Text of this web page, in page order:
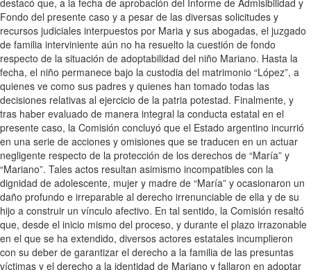
destacó que, a la fecha de aprobación del Informe de Admisibilidad y
Fondo del presente caso y a pesar de las diversas solicitudes y
recursos judiciales interpuestos por Maria y sus abogadas, el juzgado
de familia interviniente aún no ha resuelto la cuestión de fondo
respecto de la situación de adoptabilidad del niño Mariano. Hasta la
fecha, el niño permanece bajo la custodia del matrimonio “López”, a
quienes ve como sus padres y quienes han tomado todas las
decisiones relativas al ejercicio de la patria potestad. Finalmente, y
tras haber evaluado de manera integral la conducta estatal en el
presente caso, la Comisión concluyó que el Estado argentino incurrió
en una serie de acciones y omisiones que se traducen en un actuar
negligente respecto de la protección de los derechos de “María” y
“Mariano”. Tales actos resultan asimismo incompatibles con la
dignidad de adolescente, mujer y madre de “María” y ocasionaron un
daño profundo e irreparable al derecho irrenunciable de ella y de su
hijo a construir un vínculo afectivo. En tal sentido, la Comisión resaltó
que, desde el inicio mismo del proceso, y durante el plazo irrazonable
en el que se ha extendido, diversos actores estatales incumplieron
con su deber de garantizar el derecho a la familia de las presuntas
víctimas y el derecho a la identidad de Mariano y fallaron en adoptar